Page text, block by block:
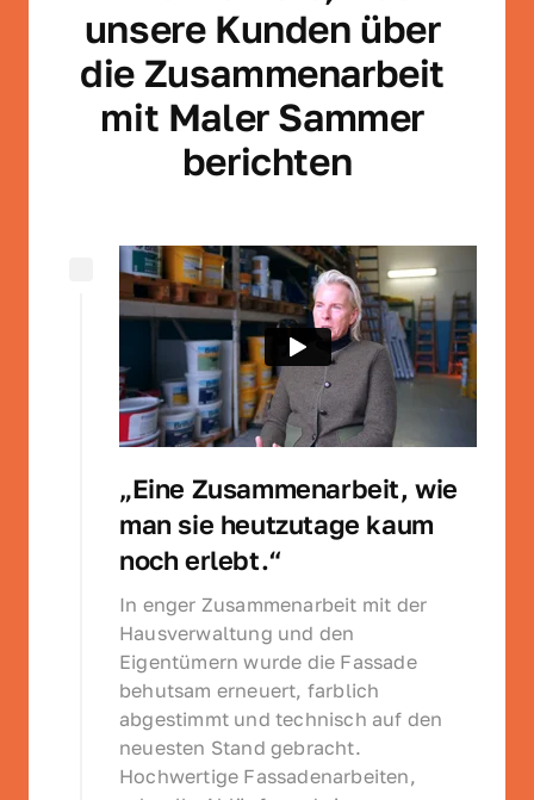
unsere Kunden über
die Zusammenarbeit
mit Maler Sammer
berichten
„Eine Zusammenarbeit, wie
man sie heutzutage kaum
noch erlebt.“
In enger Zusammenarbeit mit der
Hausverwaltung und den
Eigentümern wurde die Fassade
behutsam erneuert, farblich
abgestimmt und technisch auf den
neuesten Stand gebracht.
Hochwertige Fassadenarbeiten,